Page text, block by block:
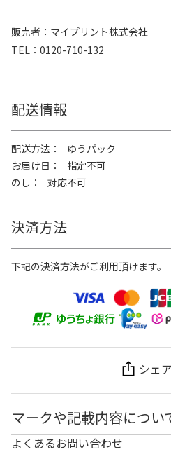
販売者
マイプリント株式会社
TEL
0120-710-132
配送情報
配送方法
ゆうパック
お届け日
指定不可
のし
対応不可
決済方法
下記の決済方法がご利用頂けます。
シェ
マークや記載内容につい
よくあるお問い合わせ